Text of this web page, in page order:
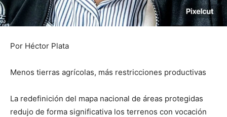
Por Héctor Plata
Menos tierras agrícolas, más restricciones productivas
La redefinición del mapa nacional de áreas protegidas
redujo de forma significativa los terrenos con vocación